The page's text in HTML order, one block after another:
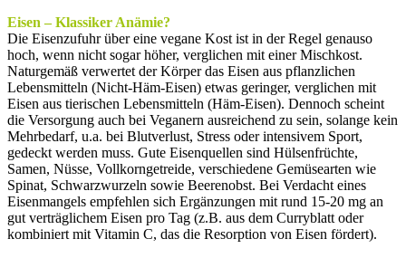
Eisen – Klassiker Anämie?
Die Eisenzufuhr über eine vegane Kost ist in der Regel genauso
hoch, wenn nicht sogar höher, verglichen mit einer Mischkost.
Naturgemäß verwertet der Körper das Eisen aus pflanzlichen
Lebensmitteln (Nicht-Häm-Eisen) etwas geringer, verglichen mit
Eisen aus tierischen Lebensmitteln (Häm-Eisen). Dennoch scheint
die Versorgung auch bei Veganern ausreichend zu sein, solange kein
Mehrbedarf, u.a. bei Blutverlust, Stress oder intensivem Sport,
gedeckt werden muss. Gute Eisenquellen sind Hülsenfrüchte,
Samen, Nüsse, Vollkorngetreide, verschiedene Gemüsearten wie
Spinat, Schwarzwurzeln sowie Beerenobst. Bei Verdacht eines
Eisenmangels empfehlen sich Ergänzungen mit rund 15-20 mg an
gut verträglichem Eisen pro Tag (z.B. aus dem Curryblatt oder
kombiniert mit Vitamin C, das die Resorption von Eisen fördert).